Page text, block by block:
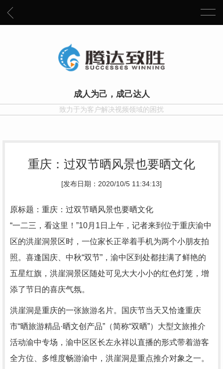
成人为己，成己达人
致力于为客户解决视频领域的困扰
重庆：过双节晒风景也要晒文化
[发布日期：2020/10/5 11:34:13]
原标题：重庆：过双节晒风景也要晒文化
“一二三，看这里！”10月1日上午，记者来到位于重庆渝中
区的洪崖洞景区时，一位家长正举着手机为两个小朋友拍
照。喜逢国庆、中秋“双节”，渝中区到处都挂满了鲜艳的
五星红旗，洪崖洞景区随处可见大大小小的红色灯笼，增
添了节日的喜庆气氛。
洪崖洞是重庆的一张旅游名片。国庆节当天又恰逢重庆
市“晒旅游精品·晒文创产品”（简称“双晒”）大型文旅推介
活动渝中专场，渝中区区长左永祥以直播的形式带着游客
全方位、多维度畅游渝中，洪崖洞是重点推介对象之一。